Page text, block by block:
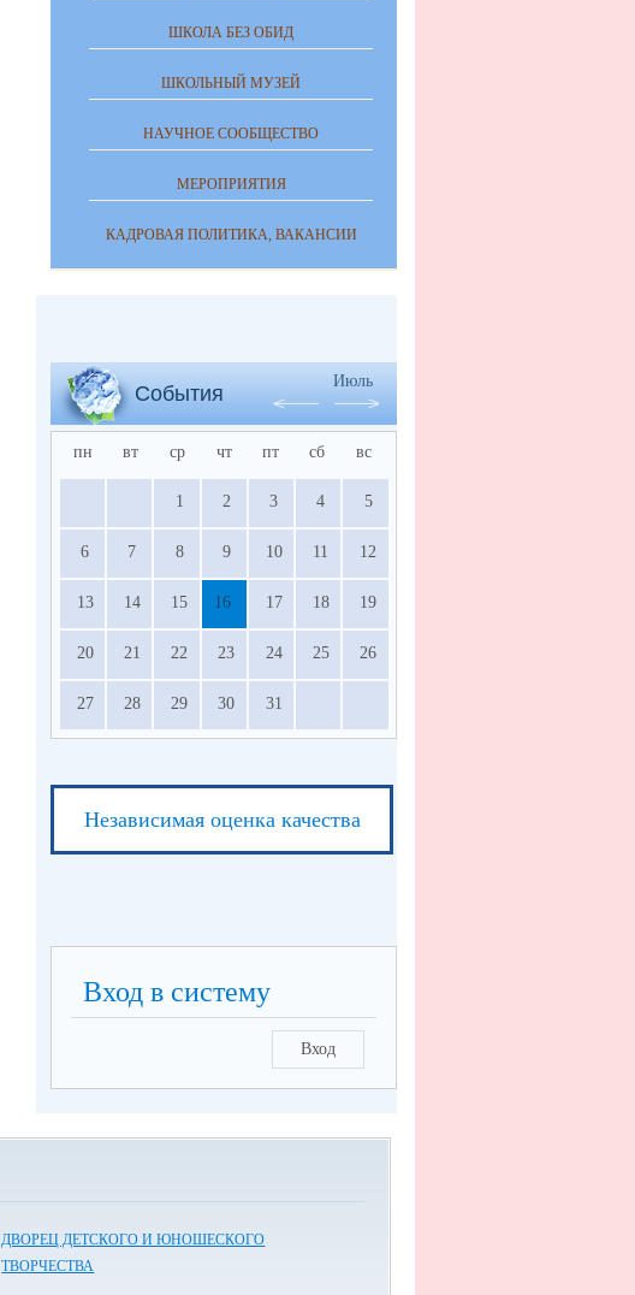
ШКОЛА БЕЗ ОБИД
ШКОЛЬНЫЙ МУЗЕЙ
НАУЧНОЕ СООБЩЕСТВО
МЕРОПРИЯТИЯ
КАДРОВАЯ ПОЛИТИКА, ВАКАНСИИ
События
Июль
пн вт ср чт пт сб вс
1 2 3 4 5
6 7 8 9 10 11 12
13 14 15 16 17 18 19
20 21 22 23 24 25 26
27 28 29 30 31
Независимая оценка качества
Вход в систему
Вход
ДВОРЕЦ ДЕТСКОГО И ЮНОШЕСКОГО
ТВОРЧЕСТВА